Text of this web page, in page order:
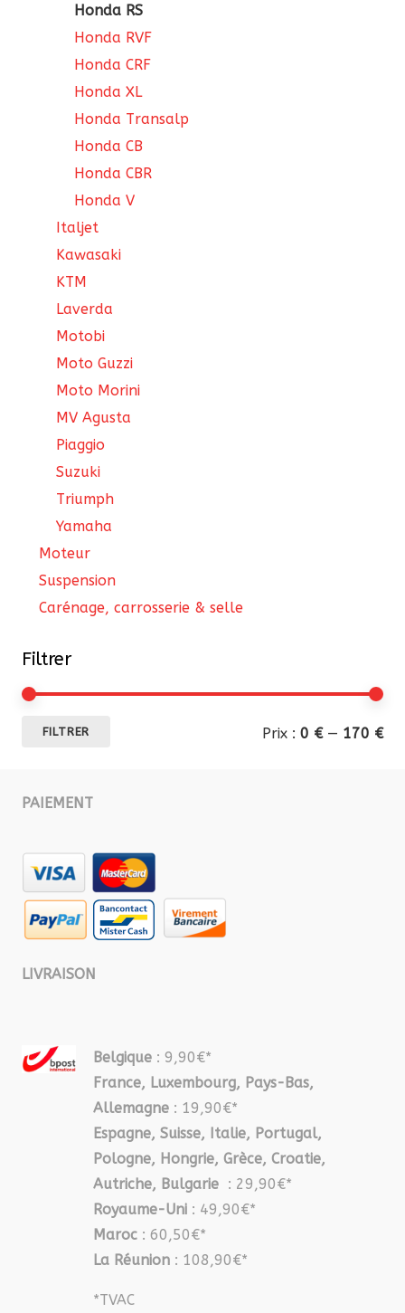
Honda RS
Honda RVF
Honda CRF
Honda XL
Honda Transalp
Honda CB
Honda CBR
Honda V
Italjet
Kawasaki
KTM
Laverda
Motobi
Moto Guzzi
Moto Morini
MV Agusta
Piaggio
Suzuki
Triumph
Yamaha
Moteur
Suspension
Carénage, carrosserie & selle
Filtrer
FILTRER Prix : 0 €— 170 €
PAIEMENT
LIVRAISON
Belgique : 9,90€*
France, Luxembourg, Pays-Bas,
Allemagne : 19,90€*
Espagne, Suisse, Italie, Portugal,
Pologne, Hongrie, Grèce, Croatie,
Autriche, Bulgarie : 29,90€*
Royaume-Uni : 49,90€*
Maroc : 60,50€*
La Réunion : 108,90€*
*TVAC